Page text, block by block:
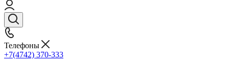
Телефоны
+7(4742) 370-333